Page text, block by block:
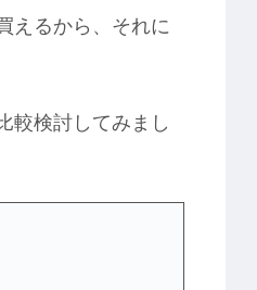
えるから、それに
較検討してみまし